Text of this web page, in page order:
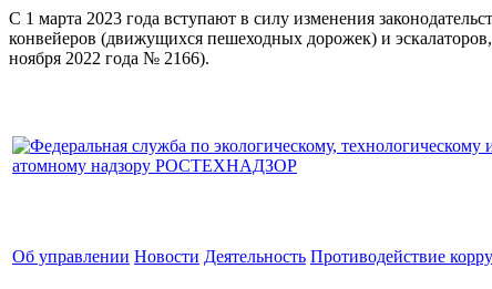
С 1 марта 2023 года вступают в силу изменения
конвейеров (движущихся пешеходных дорожек) и
ноября 2022 года № 2166).
Об управлении Новости Деятельность Противодействие